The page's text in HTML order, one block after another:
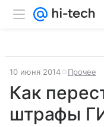
10 июня 2014 Прочее
Как
штрафы